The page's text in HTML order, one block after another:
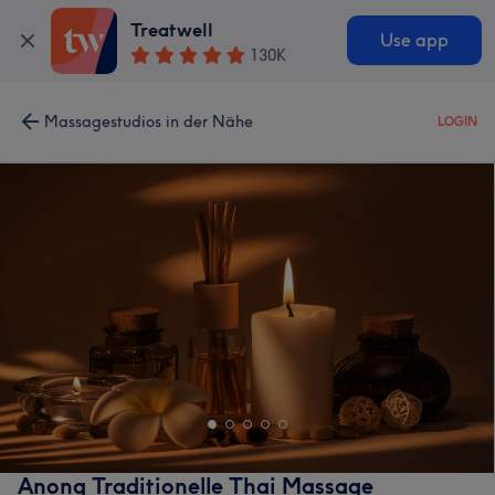
Treatwell
130K
Use app
Massagestudios in der Nähe LOGIN
Anong Traditionelle Thai Massage